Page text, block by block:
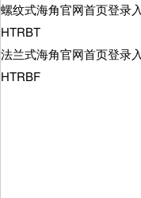
螺纹式海角官网首页登录
HTRBT
法兰式海角官网首页登录
HTRBF